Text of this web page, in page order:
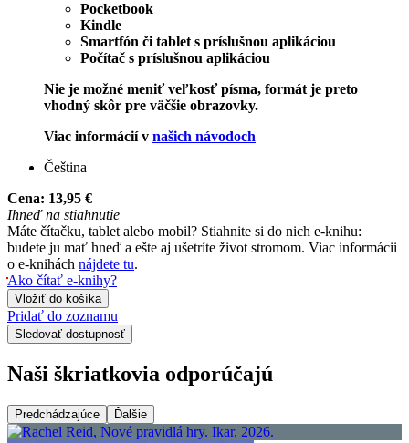
Pocketbook
Kindle
Smartfón či tablet s príslušnou aplikáciou
Počítač s príslušnou aplikáciou
Nie je možné meniť veľkosť písma, formát je preto
vhodný skôr pre väčšie obrazovky.
Viac informácií v našich návodoch
Čeština
Cena: 13,95 €
Ihneď na stiahnutie
Máte čítačku, tablet alebo mobil? Stiahnite si do nich e-knihu:
budete ju mať hneď a ešte aj ušetríte život stromom. Viac informácii
o e-knihách nájdete tu.
Ako čítať e-knihy?
Vložiť do košíka
Pridať do zoznamu
Sledovať dostupnosť
Naši škriatkovia odporúčajú
Predchádzajúce Ďalšie